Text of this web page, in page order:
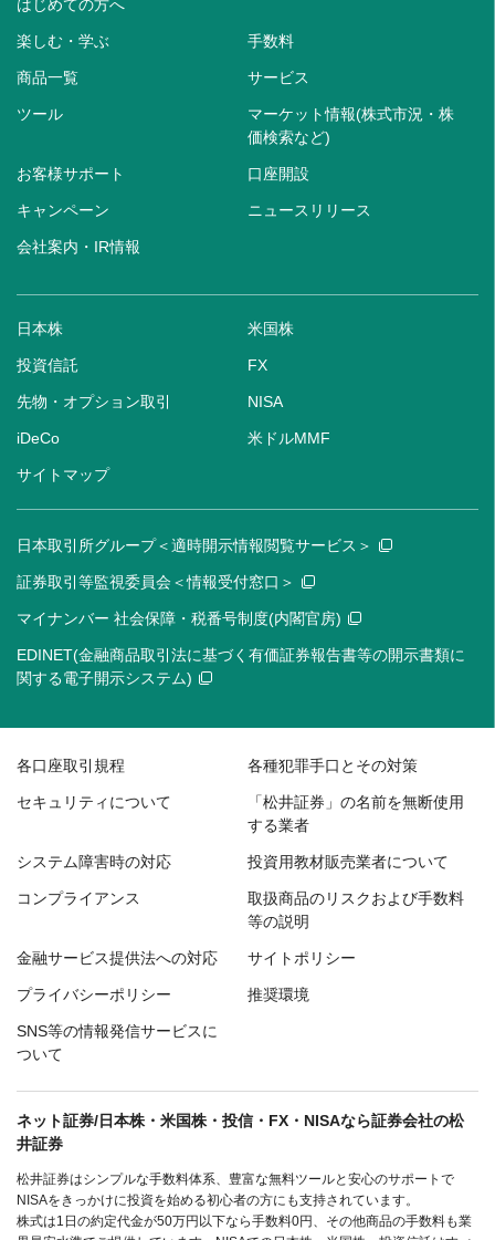
はじめての方へ
楽しむ・学ぶ 手数料
商品一覧 サービス
ツール
マーケット情報(株式市況・株
価検索など)
お客様サポート 口座開設
キャンペーン ニュースリリース
会社案内・IR情報
日本株 米国株
投資信託 FX
先物・オプション取引 NISA
iDeCo 米ドルMMF
サイトマップ
日本取引所グループ＜適時開示情報閲覧サービス＞
証券取引等監視委員会＜情報受付窓口＞
マイナンバー 社会保障・税番号制度(内閣官房)
EDINET(金融商品取引法に基づく有価証券報告書等の開示書類に
関する電子開示システム)
各口座取引規程 各種犯罪手口とその対策
セキュリティについて
「松井証券」の名前を無断使用
する業者
システム障害時の対応 投資用教材販売業者について
コンプライアンス
取扱商品のリスクおよび手数料
等の説明
金融サービス提供法への対応 サイトポリシー
プライバシーポリシー 推奨環境
SNS等の情報発信サービスに
ついて
ネット証券/日本株・米国株・投信・FX・NISAなら証券会社の松
井証券
松井証券はシンプルな手数料体系、豊富な無料ツールと安心のサポートで
NISAをきっかけに投資を始める初心者の方にも支持されています。
株式は1日の約定代金が50万円以下なら手数料0円、その他商品の手数料も業